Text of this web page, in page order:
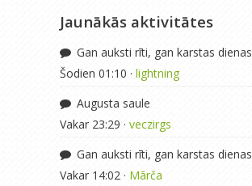
Jaunākās aktivitātes
Gan auksti rīti, gan karstas dienas
Šodien 01:10 · lightning
Augusta saule
Vakar 23:29 · veczirgs
Gan auksti rīti, gan karstas dienas
Vakar 14:02 · Mārča